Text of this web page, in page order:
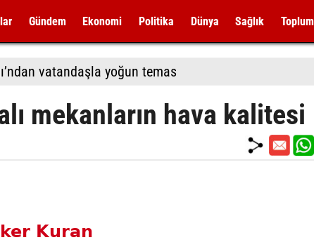
Gündem Ekonomi Politika Dünya Sağlık Toplum
vatandaşla yoğun temas
mekanların hava kalitesi
Kuran